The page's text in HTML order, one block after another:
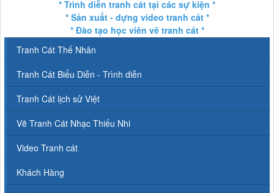
* Trình diễn tranh cát tại các sự kiện *
* Sản xuất - dựng video tranh cát *
* Đào tạo học viên vẽ tranh cát *
Tranh Cát Thế Nhân
Tranh Cát Biểu Diễn - Trình diễn
Tranh Cát lịch sử Việt
Vẽ Tranh Cát Nhạc Thiếu Nhi
Video Tranh cát
Khách Hàng